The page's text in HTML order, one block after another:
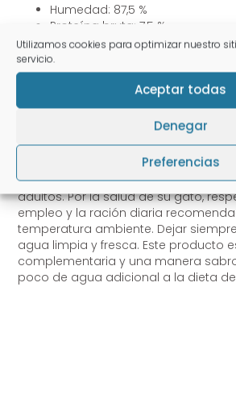
Utilizamos cookies para optimizar nuestro
servicio.
Aceptar todas
Denegar
Preferencias
Humedad: 87,5 %
Proteína bruta: 7,5 %
Grasa bruta: 1,5 %
Ceniza bruta: 1,8 %
Fibra bruta: 0,2 %
Modo de empleo y ración diaria
Para un gato adulto medio (4kg),
servir hasta un sobre al día como
receta favorita de pienso completo
adultos. Por la salud de su gato, respete el modo de
empleo y la ración diaria
temperatura ambiente. Dejar siempre a su disposición
agua limpia y fresca. Este producto es una comida
complementaria y una manera
poco de agua adicional a la dieta